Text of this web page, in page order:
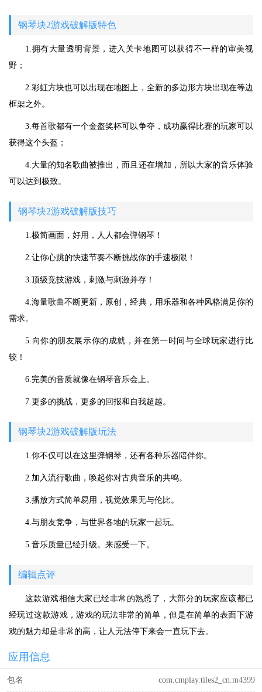
钢琴块2游戏破解版特色
1.拥有大量透明背景，进入关卡地图可以获得不一样的审美视
野；
2.彩虹方块也可以出现在地图上，全新的多边形方块出现在等边
框架之外。
3.每首歌都有一个金盔奖杯可以争夺，成功赢得比赛的玩家可以
获得这个头盔；
4.大量的知名歌曲被推出，而且还在增加，所以大家的音乐体验
可以达到极致。
钢琴块2游戏破解版技巧
1.极简画面，好用，人人都会弹钢琴！
2.让你心跳的快速节奏不断挑战你的手速极限！
3.顶级竞技游戏，刺激与刺激并存！
4.海量歌曲不断更新，原创，经典，用乐器和各种风格满足你的
需求。
5.向你的朋友展示你的成就，并在第一时间与全球玩家进行比
较！
6.完美的音质就像在钢琴音乐会上。
7.更多的挑战，更多的回报和自我超越。
钢琴块2游戏破解版玩法
1.你不仅可以在这里弹钢琴，还有各种乐器陪伴你。
2.加入流行歌曲，唤起你对古典音乐的共鸣。
3.播放方式简单易用，视觉效果无与伦比。
4.与朋友竞争，与世界各地的玩家一起玩。
5.音乐质量已经升级。来感受一下。
编辑点评
这款游戏相信大家已经非常的熟悉了，大部分的玩家应该都已
经玩过这款游戏，游戏的玩法非常的简单，但是在简单的表面下游
戏的魅力却是非常的高，让人无法停下来会一直玩下去。
应用信息
包名 com.cmplay.tiles2_cn.m4399